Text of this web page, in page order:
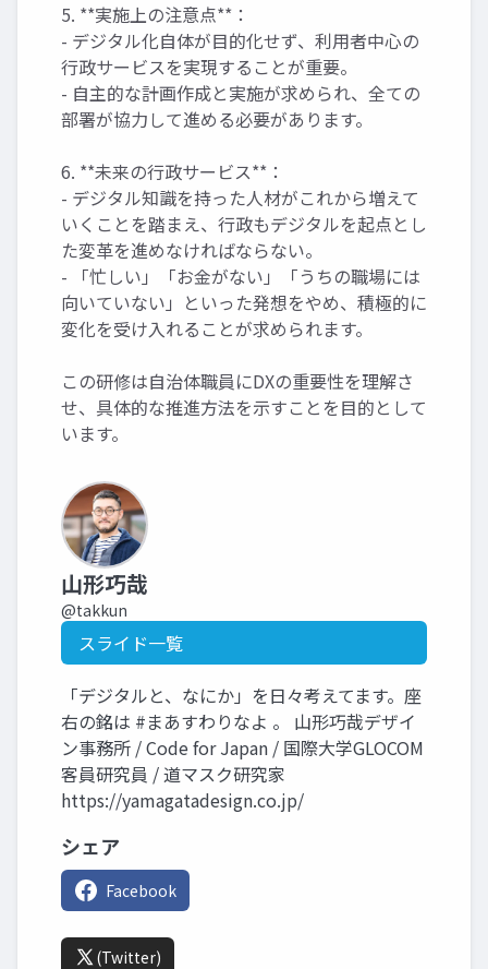
5. **実施上の注意点**：
- デジタル化自体が目的化せず、利用者中心の
行政サービスを実現することが重要。
- 自主的な計画作成と実施が求められ、全ての
部署が協力して進める必要があります。
6. **未来の行政サービス**：
- デジタル知識を持った人材がこれから増えて
いくことを踏まえ、行政もデジタルを起点とし
た変革を進めなければならない。
- 「忙しい」「お金がない」「うちの職場には
向いていない」といった発想をやめ、積極的に
変化を受け入れることが求められます。
この研修は自治体職員にDXの重要性を理解さ
せ、具体的な推進方法を示すことを目的として
います。
山形巧哉
@takkun
スライド一覧
「デジタルと、なにか」を日々考えてます。座
右の銘は #まあすわりなよ 。 山形巧哉デザイ
ン事務所 / Code for Japan / 国際大学GLOCOM
客員研究員 / 道マスク研究家
https://yamagatadesign.co.jp/
シェア
Facebook
(Twitter)